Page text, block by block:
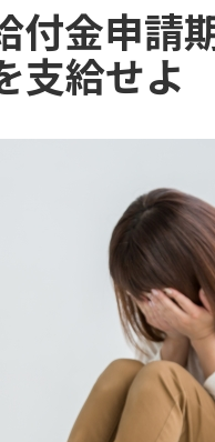
金申請
支給せよ